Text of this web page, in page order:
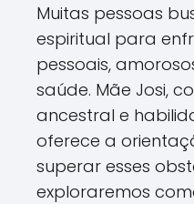
Muitas pessoas
espiritual para
pessoais,
saúde. Mãe Josi,
ancestral e
oferece a
superar esses
exploraremos